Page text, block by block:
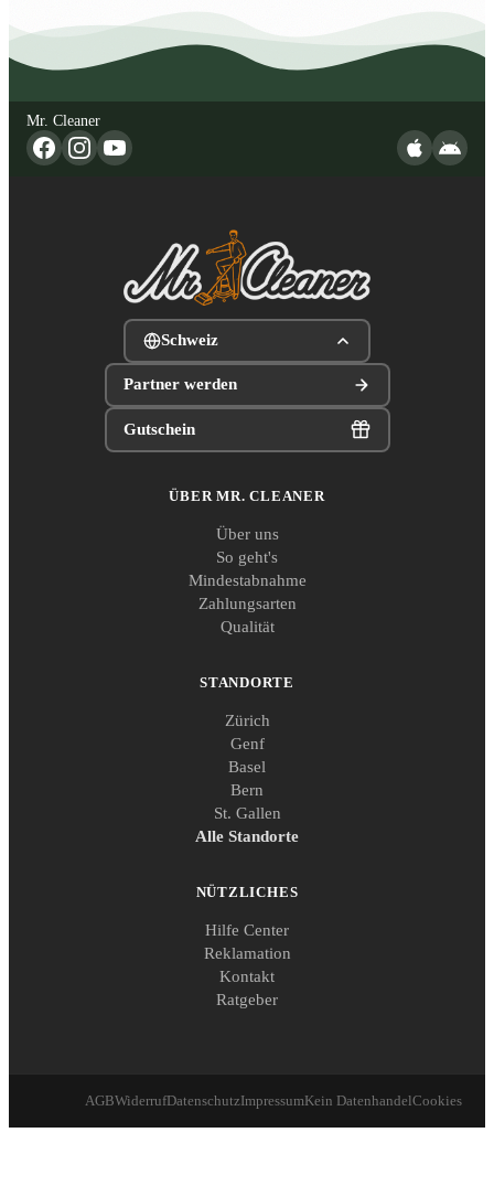
Mr. Cleaner
Schweiz
Partner werden
Gutschein
ÜBER MR. CLEANER
Über uns
So geht's
Mindestabnahme
Zahlungsarten
Qualität
STANDORTE
Zürich
Genf
Basel
Bern
St. Gallen
Alle Standorte
NÜTZLICHES
Hilfe Center
Reklamation
Kontakt
Ratgeber
AGBWiderrufDatenschutzImpressumKein DatenhandelCookies